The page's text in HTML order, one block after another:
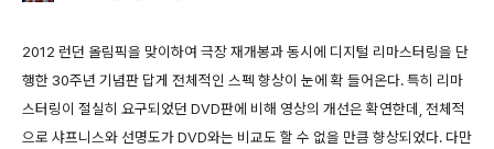
2012 런던 올림픽을 맞이하여 극장 재개봉과 동시에 디지털 리마스터링을 단
행한 30주년 기념판 답게 전체적인 스펙 향상이 눈에 확 들어온다. 특히 리마
스터링이 절실히 요구되었던 DVD판에 비해 영상의 개선은 확연한데, 전체적
으로 샤프니스와 선명도가 DVD와는 비교도 할 수 없을 만큼 향상되었다. 다만